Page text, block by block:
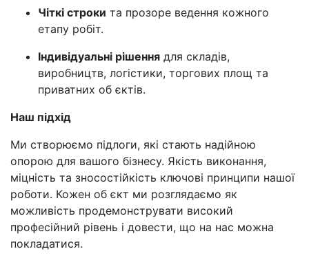
Чіткі строки та прозоре ведення кожного
етапу робіт.
Індивідуальні рішення для складів,
виробництв, логістики, торгових площ та
приватних об єктів.
Наш підхід
Ми створюємо підлоги, які стають надійною
опорою для вашого бізнесу. Якість виконання,
міцність та зносостійкість ключові принципи нашої
роботи. Кожен об єкт ми розглядаємо як
можливість продемонструвати високий
професійний рівень і довести, що на нас можна
покладатися.